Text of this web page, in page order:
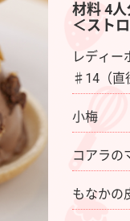
材料 4人
＜スト
レディー
♯14（直
小梅
コアラの
もなかの